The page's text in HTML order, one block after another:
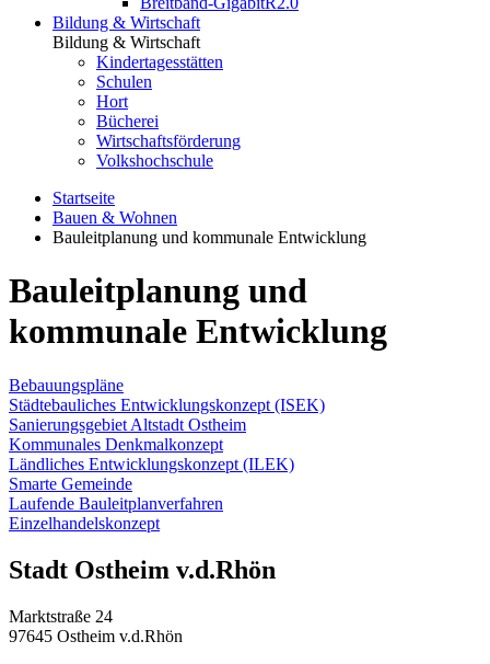
Bildung & Wirtschaft
Bildung & Wirtschaft
Kindertagesstätten
Schulen
Hort
Bücherei
Wirtschaftsförderung
Volkshochschule
Startseite
Bauen & Wohnen
Bauleitplanung und kommunale Entwicklung
Bauleitplanung und
kommunale Entwicklung
Bebauungspläne
Städtebauliches Entwicklungskonzept (ISEK)
Sanierungsgebiet Altstadt Ostheim
Kommunales Denkmalkonzept
Ländliches Entwicklungskonzept (ILEK)
Smarte Gemeinde
Laufende Bauleitplanverfahren
Einzelhandelskonzept
Stadt Ostheim v.d.Rhön
Marktstraße 24
97645 Ostheim v.d.Rhön